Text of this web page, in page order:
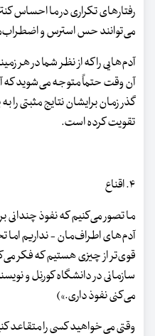
رفتارهای تکراری در ما احساس
می‌توانند حس استرس و
آدم‌هایی را که از نظر شما در هر
آن‌ وقت حتماً متوجه می‌شوید که
گذر زمان برایشان نتایج مثبتی را به
تقویت کرده است.
۴. اقناع
ما تصور می‌کنیم که نفوذ
آدم‌های اطراف‌مان - نداریم
قوی‌تر از چیزی هستیم که فکر
سازمانی در دانشگاه کورنِل و
می‌کنی نفوذ داری.»)
وقتی می‌خواهید کسی را متقاعد